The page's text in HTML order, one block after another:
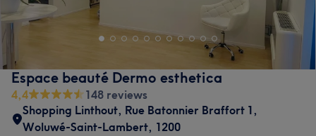
Espace beauté Dermo esthetica
4,4
148 reviews
Shopping Linthout, Rue Batonnier Braffort 1,
Woluwé-Saint-Lambert, 1200